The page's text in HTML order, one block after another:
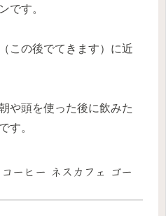
です。
この後でてきます）に近
や頭を使った後に飲みた
す。
ーヒー ネスカフェ ゴー